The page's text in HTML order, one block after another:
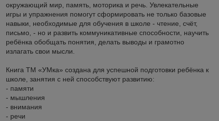
окружающий мир, память, моторика и речь. Увлекательные
игры и упражнения помогут сформировать не только базовые
навыки, необходимые для обучения в школе - чтение, счёт,
письмо, - но и развить коммуникативные способности, научить
ребёнка обобщать понятия, делать выводы и грамотно
излагать свои мысли.
Книга ТМ «УМка» создана для успешной подготовки ребёнка к
школе, занятия с ней способствуют развитию:
- памяти
- мышления
- внимания
- речи